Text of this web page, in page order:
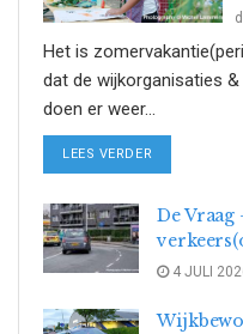
Het is
dat de wijkorganisaties
doen er weer...
LEES VERDER
De Vraag
4 JULI